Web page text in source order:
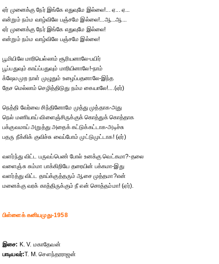
ஏர் முனைக்கு நேர் இங்கே எதுவுமே இல்லை!... ஏ... ஏ...
என்றும் நம்ம வாழ்விலே பஞ்சமே இல்லை!...ஆ...ஆ...
ஏர் முனைக்கு நேர் இங்கே எதுவுமே இல்லை!
என்றும் நம்ம வாழ்விலே பஞ்சமே இல்லை!
பூமியிலே மாரியெல்லாம் சூரியனாலே-பயிர்
பூப்பதுவும் காய்ப்பதுவும் மாரியினாலே!-நாம்
க்ஷேமமுற நாள் முழுதும் உழைப்பதனாலே-இந்த
தேச மெல்லாம் செழித்திடுது நம்ம கையாலே!....(ஏர்)
நெத்தி வேர்வை சிந்தினோமே முத்து முத்தாக-அது
நெல் மணியாய் விளைஞ்சிருக்குக் கொத்துக் கொத்தாக
பக்குவமாய் அறுத்து அதைக் கட்டுக்கட்டாக-அடிச்சு
பதரு நீக்கிக் குவிச்சு வைப்போம் முட்டுமுட்டாக! (ஏர்)
வளர்ந்து விட்ட பருவப்பெண் போல் உனக்கு வெட்கமா?-தலை
வளைஞ்சு சும்மா பாக்கிறியே தரையின் பக்கமா-இது
வளர்த்து விட்ட தாய்க்குத்தரும் ஆசை முத்தமா?என்
மனைக்கு வரக் காத்திருக்கும் நீ என் சொத்தம்மா! (ஏர்).
பிள்ளைக் கனியமுது-1958
இசை: K. V. மகாதேவன்
பாடியவர்:⁠T. M. செளந்தரராஜன்